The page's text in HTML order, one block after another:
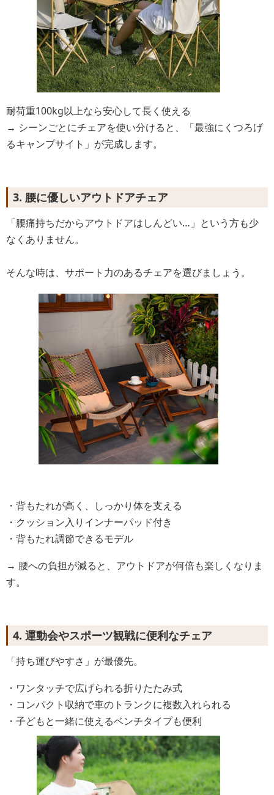
耐荷重100kg以上なら安心して長く使える
→ シーンごとにチェアを使い分けると、「最強にくつろげ
るキャンプサイト」が完成します。
3. 腰に優しいアウトドアチェア
「腰痛持ちだからアウトドアはしんどい…」という方も少
なくありません。
そんな時は、サポート力のあるチェアを選びましょう。
・背もたれが高く、しっかり体を支える
・クッション入りインナーパッド付き
・背もたれ調節できるモデル
→ 腰への負担が減ると、アウトドアが何倍も楽しくなりま
す。
4. 運動会やスポーツ観戦に便利なチェア
「持ち運びやすさ」が最優先。
・ワンタッチで広げられる折りたたみ式
・コンパクト収納で車のトランクに複数入れられる
・子どもと一緒に使えるベンチタイプも便利